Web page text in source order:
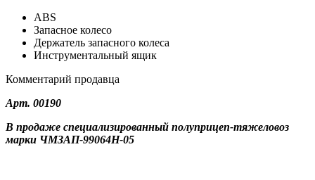
ABS
Запасное колесо
Держатель запасного колеса
Инструментальный ящик
Комментарий продавца
Арт. 00190
В продаже специализированный полуприцеп-тяжеловоз
марки ЧМЗАП-99064H-05